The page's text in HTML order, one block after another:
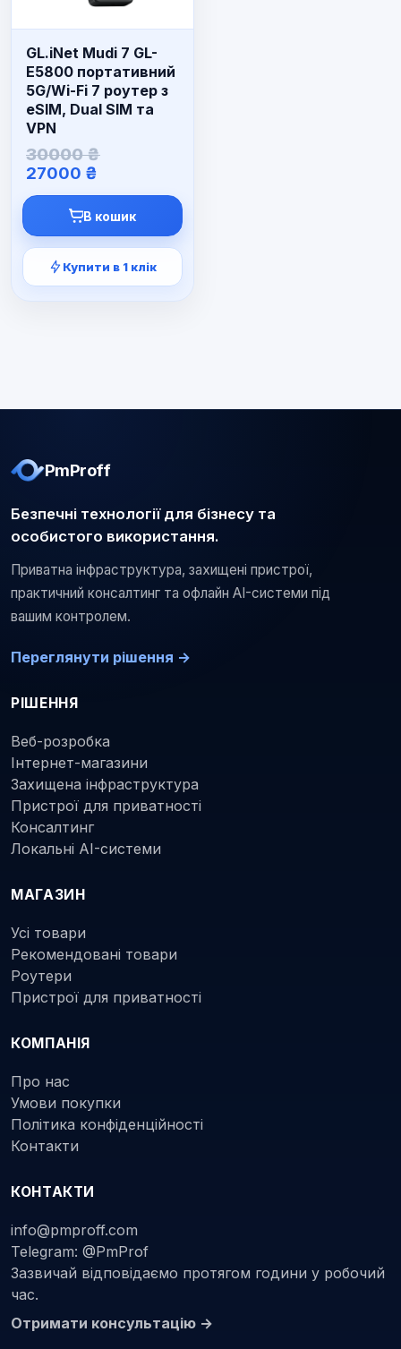
GL.iNet Mudi 7 GL-
E5800 портативний
5G/Wi-Fi 7 роутер з
eSIM, Dual SIM та
VPN
30000₴
30000 ₴.
27000 ₴
ціна:
27000 ₴.
В кошик
Купити в 1 клік
PmProff
Безпечні технології для бізнесу та
особистого використання.
Приватна інфраструктура, захищені пристрої,
практичний консалтинг та офлайн AI-системи під
вашим контролем.
Переглянути рішення →
РІШЕННЯ
Веб-розробка
Інтернет-магазини
Захищена інфраструктура
Пристрої для приватності
Консалтинг
Локальні AI-системи
МАГАЗИН
Усі товари
Рекомендовані товари
Роутери
Пристрої для приватності
КОМПАНІЯ
Про нас
Умови покупки
Політика конфіденційності
Контакти
КОНТАКТИ
info@pmproff.com
Telegram: @PmProf
Зазвичай відповідаємо протягом години у робочий
час.
Отримати консультацію →